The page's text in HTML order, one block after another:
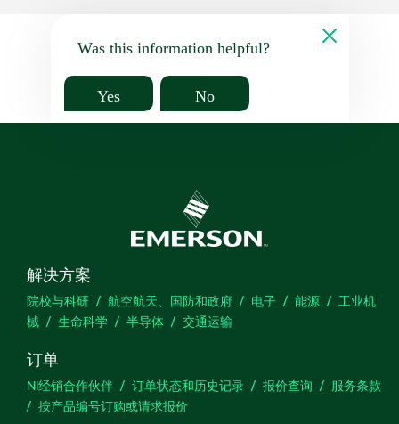
Was this information helpful?
Yes No
解决方案
院校与科研 航空航天、国防和政府 电子 能源
工业机
械
生命科学 半导体 交通运输
订单
NI经销合作伙伴 订单状态和历史记录 报价查询
服务条款
按产品编号订购或请求报价